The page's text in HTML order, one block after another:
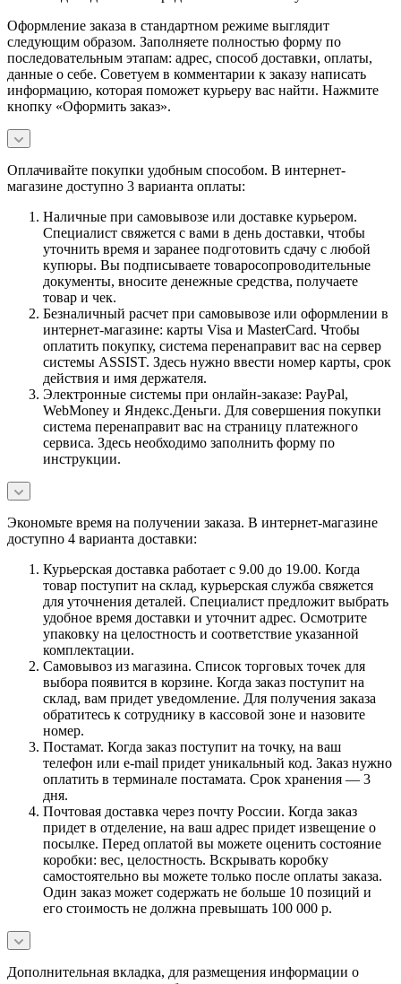
Оформление заказа в стандартном режиме выглядит
следующим образом. Заполняете полностью форму по
последовательным этапам: адрес, способ доставки, оплаты,
данные о себе. Советуем в комментарии к заказу написать
информацию, которая поможет курьеру вас найти. Нажмите
кнопку «Оформить заказ».
Оплачивайте покупки удобным способом. В интернет-
магазине доступно 3 варианта оплаты:
Наличные при самовывозе или доставке курьером.
Специалист свяжется с вами в день доставки, чтобы
уточнить время и заранее подготовить сдачу с любой
купюры. Вы подписываете товаросопроводительные
документы, вносите денежные средства, получаете
товар и чек.
Безналичный расчет при самовывозе или оформлении в
интернет-магазине: карты Visa и MasterCard. Чтобы
оплатить покупку, система перенаправит вас на сервер
системы ASSIST. Здесь нужно ввести номер карты, срок
действия и имя держателя.
Электронные системы при онлайн-заказе: PayPal,
WebMoney и Яндекс.Деньги. Для совершения покупки
система перенаправит вас на страницу платежного
сервиса. Здесь необходимо заполнить форму по
инструкции.
Экономьте время на получении заказа. В интернет-магазине
доступно 4 варианта доставки:
Курьерская доставка работает с 9.00 до 19.00. Когда
товар поступит на склад, курьерская служба свяжется
для уточнения деталей. Специалист предложит выбрать
удобное время доставки и уточнит адрес. Осмотрите
упаковку на целостность и соответствие указанной
комплектации.
Самовывоз из магазина. Список торговых точек для
выбора появится в корзине. Когда заказ поступит на
склад, вам придет уведомление. Для получения заказа
обратитесь к сотруднику в кассовой зоне и назовите
номер.
Постамат. Когда заказ поступит на точку, на ваш
телефон или e-mail придет уникальный код. Заказ нужно
оплатить в терминале постамата. Срок хранения — 3
дня.
Почтовая доставка через почту России. Когда заказ
придет в отделение, на ваш адрес придет извещение о
посылке. Перед оплатой вы можете оценить состояние
коробки: вес, целостность. Вскрывать коробку
самостоятельно вы можете только после оплаты заказа.
Один заказ может содержать не больше 10 позиций и
его стоимость не должна превышать 100 000 р.
Дополнительная вкладка, для размещения информации о